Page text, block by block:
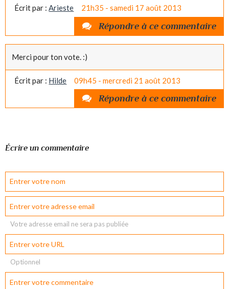
Écrit par :Arieste 21h35 - samedi 17 août 2013
Répondre à ce commentaire
Merci pour ton vote. :)
Écrit par : Hilde 09h45 - mercredi 21 août 2013
Répondre à ce commentaire
Écrire un commentaire
Votre adresse email ne sera pas publiée
Optionnel